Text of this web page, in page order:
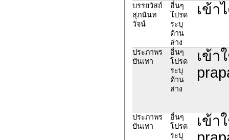
บรรยวัสถ์
สุภนันท
วัจน์
อื่นๆ
โปรด
ระบุ
ด้าน
ล่าง
เข้า
ประภาพร
บันเทา
อื่นๆ
โปรด
ระบุ
ด้าน
ล่าง
เข้า
ประภาพร
บันเทา
อื่นๆ
โปรด
ระบุ
เข้า